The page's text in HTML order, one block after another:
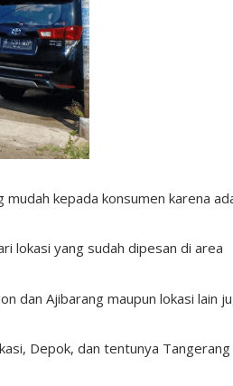
kepada konsumen karena
lokasi yang sudah dipesan di area
dan Ajibarang maupun lokasi lain
Depok, dan tentunya Tangerang